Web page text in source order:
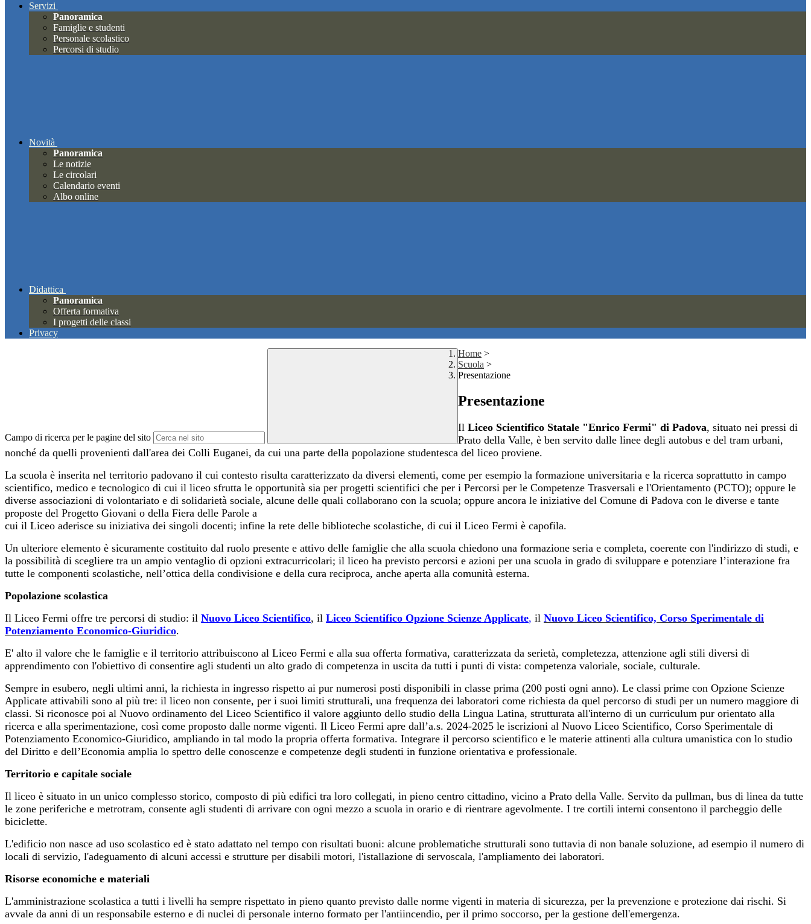
Servizi
Panoramica
Famiglie e studenti
Personale scolastico
Percorsi di studio
Novità
Panoramica
Le notizie
Le circolari
Calendario eventi
Albo online
Didattica
Panoramica
Offerta formativa
I progetti delle classi
Privacy
Campo di ricerca per le pagine del sito
Home >
Scuola >
Presentazione
Presentazione
Il Liceo Scientifico Statale "Enrico Fermi" di Padova, situato nei pressi di
Prato della Valle, è ben servito dalle linee degli autobus e del tram urbani,
nonché da quelli provenienti dall'area dei Colli Euganei, da cui una parte della popolazione studentesca del liceo proviene.
La scuola è inserita nel territorio padovano il cui contesto risulta caratterizzato da diversi elementi, come per esempio la formazione universitaria e la ricerca soprattutto in campo
scientifico, medico e tecnologico di cui il liceo sfrutta le opportunità sia per progetti scientifici che per i Percorsi per le Competenze Trasversali e l'Orientamento (PCTO); oppure le
diverse associazioni di volontariato e di solidarietà sociale, alcune delle quali collaborano con la scuola; oppure ancora le iniziative del Comune di Padova con le diverse e tante
proposte del Progetto Giovani o della Fiera delle Parole a
cui il Liceo aderisce su iniziativa dei singoli docenti; infine la rete delle biblioteche scolastiche, di cui il Liceo Fermi è capofila.
Un ulteriore elemento è sicuramente costituito dal ruolo presente e attivo delle famiglie che alla scuola chiedono una formazione seria e completa, coerente con l'indirizzo di studi, e
la possibilità di scegliere tra un ampio ventaglio di opzioni extracurricolari; il liceo ha previsto percorsi e azioni per una scuola in grado di sviluppare e potenziare l’interazione fra
tutte le componenti scolastiche, nell’ottica della condivisione e della cura reciproca, anche aperta alla comunità esterna.
Popolazione scolastica
Il Liceo Fermi offre tre percorsi di studio: il Nuovo Liceo Scientifico, il Liceo Scientifico Opzione Scienze Applicate, il Nuovo Liceo Scientifico, Corso Sperimentale di
Potenziamento Economico-Giuridico.
E' alto il valore che le famiglie e il territorio attribuiscono al Liceo Fermi e alla sua offerta formativa, caratterizzata da serietà, completezza, attenzione agli stili diversi di
apprendimento con l'obiettivo di consentire agli studenti un alto grado di competenza in uscita da tutti i punti di vista: competenza valoriale, sociale, culturale.
Sempre in esubero, negli ultimi anni, la richiesta in ingresso rispetto ai pur numerosi posti disponibili in classe prima (200 posti ogni anno). Le classi prime con Opzione Scienze
Applicate attivabili sono al più tre: il liceo non consente, per i suoi limiti strutturali, una frequenza dei laboratori come richiesta da quel percorso di studi per un numero maggiore di
classi. Si riconosce poi al Nuovo ordinamento del Liceo Scientifico il valore aggiunto dello studio della Lingua Latina, strutturata all'interno di un curriculum pur orientato alla
ricerca e alla sperimentazione, così come proposto dalle norme vigenti. Il Liceo Fermi apre dall’a.s. 2024-2025 le iscrizioni al Nuovo Liceo Scientifico, Corso Sperimentale di
Potenziamento Economico-Giuridico, ampliando in tal modo la propria offerta formativa. Integrare il percorso scientifico e le materie attinenti alla cultura umanistica con lo studio
del Diritto e dell’Economia amplia lo spettro delle conoscenze e competenze degli studenti in funzione orientativa e professionale.
Territorio e capitale sociale
Il liceo è situato in un unico complesso storico, composto di più edifici tra loro collegati, in pieno centro cittadino, vicino a Prato della Valle. Servito da pullman, bus di linea da tutte
le zone periferiche e metrotram, consente agli studenti di arrivare con ogni mezzo a scuola in orario e di rientrare agevolmente. I tre cortili interni consentono il parcheggio delle
biciclette.
L'edificio non nasce ad uso scolastico ed è stato adattato nel tempo con risultati buoni: alcune problematiche strutturali sono tuttavia di non banale soluzione, ad esempio il numero di
locali di servizio, l'adeguamento di alcuni accessi e strutture per disabili motori, l'istallazione di servoscala, l'ampliamento dei laboratori.
Risorse economiche e materiali
L'amministrazione scolastica a tutti i livelli ha sempre rispettato in pieno quanto previsto dalle norme vigenti in materia di sicurezza, per la prevenzione e protezione dai rischi. Si
avvale da anni di un responsabile esterno e di nuclei di personale interno formato per l'antiincendio, per il primo soccorso, per la gestione dell'emergenza.